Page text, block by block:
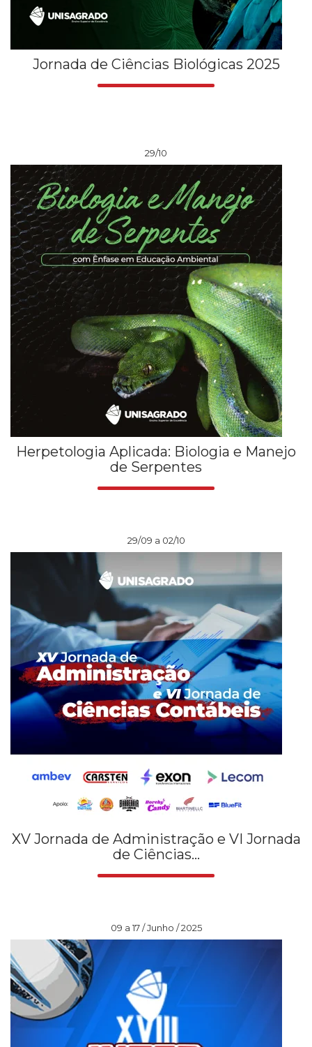
Jornada de Ciências Biológicas 2025
29/10
Herpetologia Aplicada: Biologia e Manejo
de Serpentes
29/09 a 02/10
XV Jornada de Administração e VI Jornada
de Ciências...
09 a 17 / Junho / 2025